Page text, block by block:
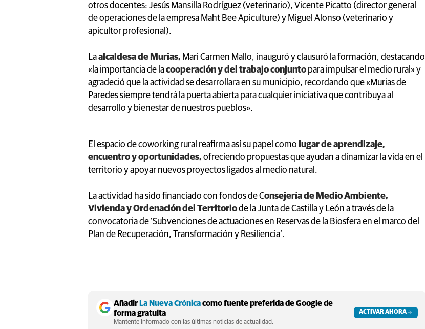
otros docentes: Jesús Mansilla Rodríguez (veterinario), Vicente Picatto (director general
de operaciones de la empresa Maht Bee Apiculture) y Miguel Alonso (veterinario y
apicultor profesional).
Laalcaldesa de Murias, Mari Carmen Mallo, inauguró y clausuró la formación, destacando
«la importancia de lacooperación y del trabajo conjunto para impulsar el medio rural» y
agradeció que la actividad se desarrollara en su municipio, recordando que «Murias de
Paredes siempre tendrá la puerta abierta para cualquier iniciativa que contribuya al
desarrollo y bienestar de nuestros pueblos».
El espacio de coworking rural reafirma así su papel como lugar de aprendizaje,
encuentro y oportunidades, ofreciendo propuestas que ayudan a dinamizar la vida en el
territorio y apoyar nuevos proyectos ligados al medio natural.
La actividad ha sido financiado con fondos de Consejería de Medio Ambiente,
Vivienda y Ordenación del Territoriode la Junta de Castilla y León a través de la
convocatoria de ‘Subvenciones de actuaciones en Reservas de la Biosfera en el marco del
Plan de Recuperación, Transformación y Resiliencia’.
AñadirLa Nueva Crónicacomo fuente preferida de Google de
forma gratuita
Mantente informado con las últimas noticias de actualidad.
ACTIVAR AHORA